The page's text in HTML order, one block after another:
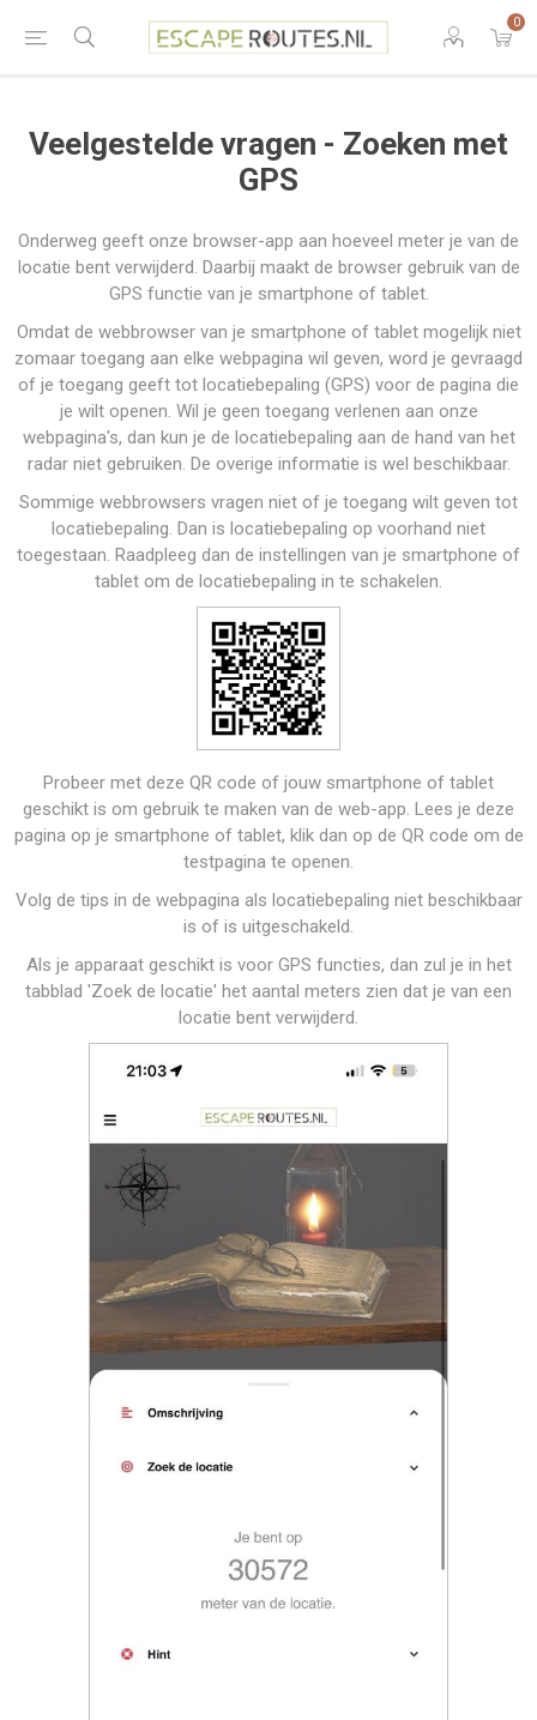
0
Veelgestelde vragen - Zoeken met
GPS
Onderweg geeft onze browser-app aan hoeveel meter je van de
locatie bent verwijderd. Daarbij maakt de browser gebruik van de
GPS functie van je smartphone of tablet.
Omdat de webbrowser van je smartphone of tablet mogelijk niet
zomaar toegang aan elke webpagina wil geven, word je gevraagd
of je toegang geeft tot locatiebepaling (GPS) voor de pagina die
je wilt openen. Wil je geen toegang verlenen aan onze
webpagina's, dan kun je de locatiebepaling aan de hand van het
radar niet gebruiken. De overige informatie is wel beschikbaar.
Sommige webbrowsers vragen niet of je toegang wilt geven tot
locatiebepaling. Dan is locatiebepaling op voorhand niet
toegestaan. Raadpleeg dan de instellingen van je smartphone of
tablet om de locatiebepaling in te schakelen.
Probeer met deze QR code of jouw smartphone of tablet
geschikt is om gebruik te maken van de web-app. Lees je deze
pagina op je smartphone of tablet, klik dan op de QR code om de
testpagina te openen.
Volg de tips in de webpagina als locatiebepaling niet beschikbaar
is of is uitgeschakeld.
Als je apparaat geschikt is voor GPS functies, dan zul je in het
tabblad 'Zoek de locatie' het aantal meters zien dat je van een
locatie bent verwijderd.